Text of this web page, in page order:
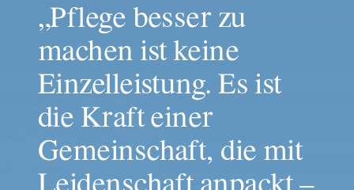
„Pflege besser zu
machen ist keine
Einzelleistung. Es ist
die Kraft einer
Gemeinschaft, die mit